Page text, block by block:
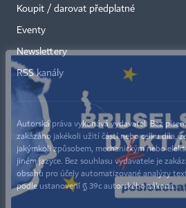
Koupit / darovat předplatné
Eventy
Newslettery
RSS kanály
Autorská práva vykonává vydavatel. Bez
zakázáno jakékoli užití částí nebo celku díla,
jakýmkoli způsobem, mechanickým nebo
jiném jazyce. Bez souhlasu vydavatele je
obsahu pro účely automatizované analýzy
podle ustanovení § 39c autorského zákona.